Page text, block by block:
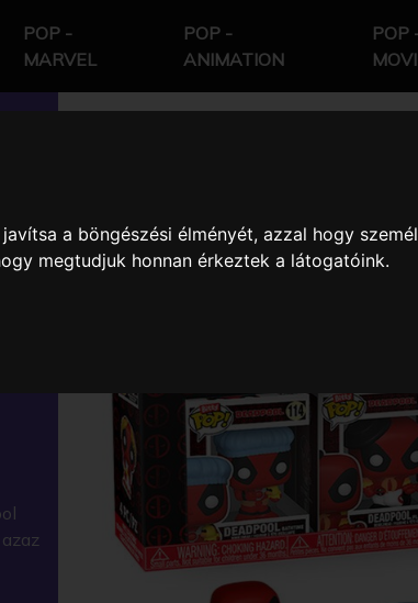
a böngészési élményét, azzal hogy
megtudjuk honnan érkeztek a látogatóink.
POP -
MARVEL
POP -
ANIMATION
POP